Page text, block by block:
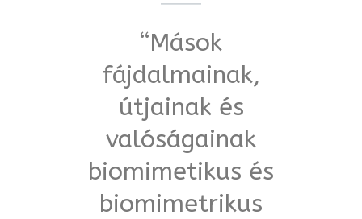
“Mások
fájdalmainak,
útjainak és
valóságainak
biomimetikus és
biomimetrikus